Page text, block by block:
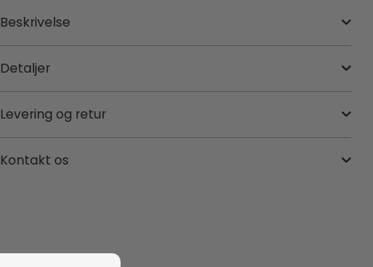
Beskrivelse
Detaljer
Levering og retur
Kontakt os